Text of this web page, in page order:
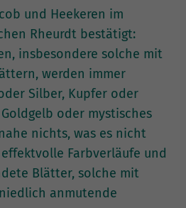
und Heekeren im
Rheurdt bestätigt:
insbesondere solche mit
werden immer
Silber, Kupfer oder
oder mystisches
nichts, was es nicht
Farbverläufe und
Blätter, solche mit
anmutende